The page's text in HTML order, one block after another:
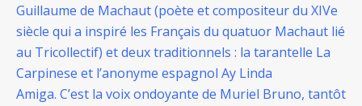
Guillaume de Machaut (poète et compositeur du XIVe
siècle qui a inspiré les Français du quatuor Machaut lié
au Tricollectif) et deux traditionnels : la tarantelle La
Carpinese et l’anonyme espagnol Ay Linda
Amiga. C’est la voix ondoyante de Muriel Bruno, tantôt